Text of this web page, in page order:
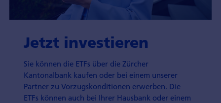
Jetzt investieren
Sie können die ETFs über die Zürcher
Kantonalbank kaufen oder bei einem unserer
Partner zu Vorzugs­konditionen erwerben. Die
ETFs können auch bei Ihrer Hausbank oder einem